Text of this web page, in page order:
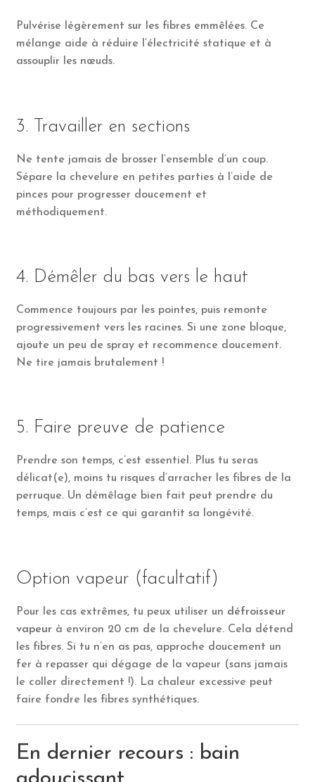
Pulvérise légèrement sur les fibres emmêlées. Ce
mélange aide à réduire l’électricité statique et à
assouplir les nœuds.
3. Travailler en sections
Ne tente jamais de brosser l’ensemble d’un coup.
Sépare la chevelure en petites parties à l’aide de
pinces pour progresser doucement et
méthodiquement.
4. Démêler du bas vers le haut
Commence toujours par les pointes, puis remonte
progressivement vers les racines. Si une zone bloque,
ajoute un peu de spray et recommence doucement.
Ne tire jamais brutalement !
5. Faire preuve de patience
Prendre son temps, c’est essentiel. Plus tu seras
délicat(e), moins tu risques d’arracher les fibres de la
perruque. Un démêlage bien fait peut prendre du
temps, mais c’est ce qui garantit sa longévité.
Option vapeur (facultatif)
Pour les cas extrêmes, tu peux utiliser un défroisseur
vapeurà environ 20 cm de la chevelure. Cela détend
les fibres. Si tu n’en as pas, approche doucement un
fer à repasser qui dégage de la vapeur (sans jamais
le coller directement !). La chaleur excessive peut
faire fondre les fibres synthétiques.
En dernier recours : bain